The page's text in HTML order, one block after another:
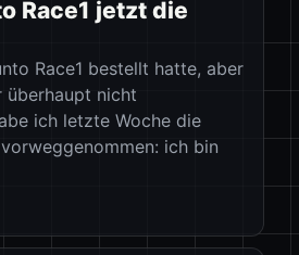
Race1 jetzt die
Race1 bestellt hatte, aber
überhaupt nicht
ich letzte Woche die
ich bin